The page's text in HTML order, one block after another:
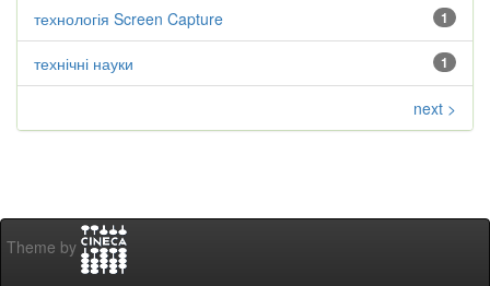
1
технологія Screen Capture
1
технічні науки
next >
Theme by